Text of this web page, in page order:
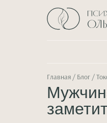
Главная / Блог /